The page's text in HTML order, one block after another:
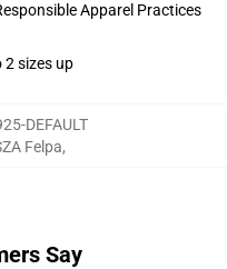
Apparel Practices
2 sizes up
DEFAULT
Felpa,
Say